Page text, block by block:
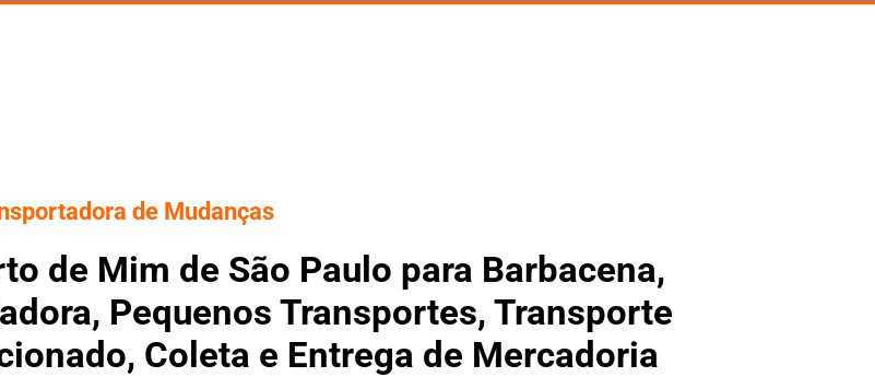
de Mudanças
de Mim de São Paulo para Barbacena,
Pequenos Transportes, Transporte
Coleta e Entrega de Mercadoria